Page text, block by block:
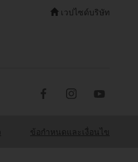
เวปไซด์บริษัท
ข้อกำหนดและเงื่อนไข